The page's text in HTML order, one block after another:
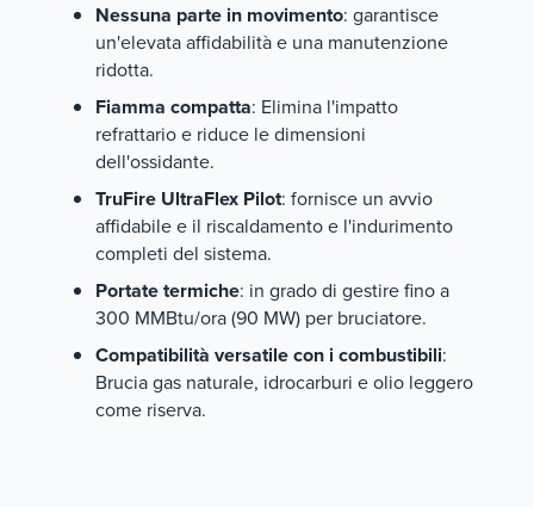
Nessuna parte in movimento: garantisce
un'elevata affidabilità e una manutenzione
ridotta.
Fiamma compatta: Elimina l'impatto
refrattario e riduce le dimensioni
dell'ossidante.
TruFire UltraFlex Pilot: fornisce un avvio
affidabile e il riscaldamento e l'indurimento
completi del sistema.
Portate termiche: in grado di gestire fino a
300 MMBtu/ora (90 MW) per bruciatore.
Compatibilità versatile con i combustibili:
Brucia gas naturale, idrocarburi e olio leggero
come riserva.